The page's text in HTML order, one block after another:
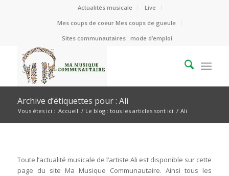
Actualités musicale
Live
Mes coups de coeur Mes coups de gueule
Sites communautaires : mode d’emploi
Archive d’étiquettes pour : Ali
Vous êtes ici : Accueil / Le blog : tous les articles sont ici / Ali
Toute l’actualité musicale de l’artiste Ali est disponible sur cette
page du site Ma Musique Communautaire. Ainsi tous les